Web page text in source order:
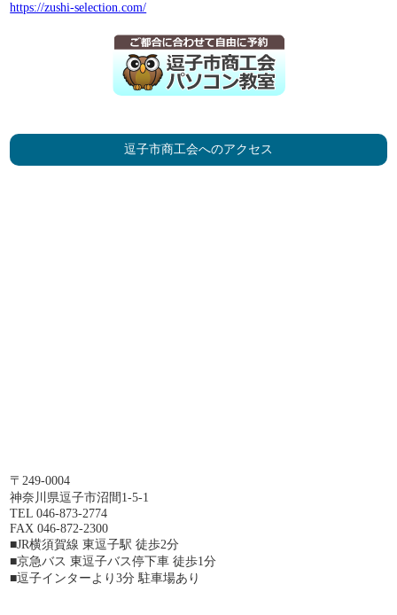
https://zushi-selection.com/
逗子市商工会へのアクセス
〒249-0004
神奈川県逗子市沼間1-5-1
TEL 046-873-2774
FAX 046-872-2300
■JR横須賀線 東逗子駅 徒歩2分
■京急バス 東逗子バス停下車 徒歩1分
■逗子インターより3分 駐車場あり